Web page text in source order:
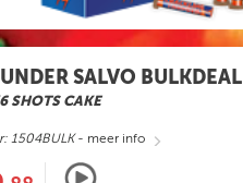
SALVO BULKDEAL
SHOTS CAKE
1504BULK- meer info